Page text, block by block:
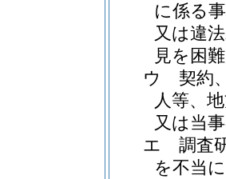
に係る
又は違
見を困
ウ
契約
人等、
又は当
エ
調査
を不当